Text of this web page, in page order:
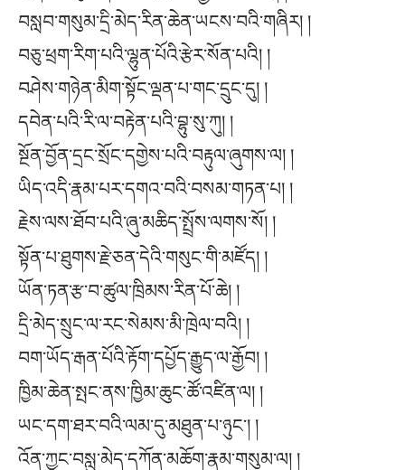
བསླབ་གསུམ་དྲི་མེད་རིན་ཆེན་ཡངས་བའི་གཞིར། །
བཅུ་ཕྲག་རིག་པའི་ལྷུན་པོའི་རྩེར་སོན་པའི། །
བཤེས་གཉེན་མིག་སྟོང་ལྡན་པ་གང་དྲུང་དུ། །
དབེན་པའི་རི་ལ་བརྟེན་པའི་བྷུ་སུ་ཀུ། །
སྔོན་བྱོན་དྲང་སྲོང་དགྱེས་པའི་བརྟུལ་ཞུགས་ལ། །
ཡིད་འདི་རྣམ་པར་དགའ་བའི་བསམ་གཏན་པ། །
རྗེས་ལས་ཐོབ་པའི་ཞུ་མཆིད་སྤྲོས་ལགས་སོ། །
སྟོན་པ་ཐུགས་རྗེ་ཅན་དེའི་གསུང་གི་མཛོད། །
ཡོན་ཏན་རྩ་བ་ཚུལ་ཁྲིམས་རིན་པོ་ཆེ། །
དྲི་མེད་སྲུང་ལ་རང་སེམས་མི་ཁྲེལ་བའི། །
བག་ཡོད་རྒན་པོའི་རྟོག་དཔྱོད་རྒྱུད་ལ་རྒྱོབ། །
ཁྱིམ་ཆེན་སྤང་ནས་ཁྱིམ་ཆུང་ཚོ་འཛིན་ལ། །
ཡང་དག་ཐར་བའི་ལམ་དུ་མཐུན་པ་ཉུང༌། །
འོན་ཀྱང་བསླུ་མེད་དཀོན་མཆོག་རྣམ་གསུམ་ལ། །